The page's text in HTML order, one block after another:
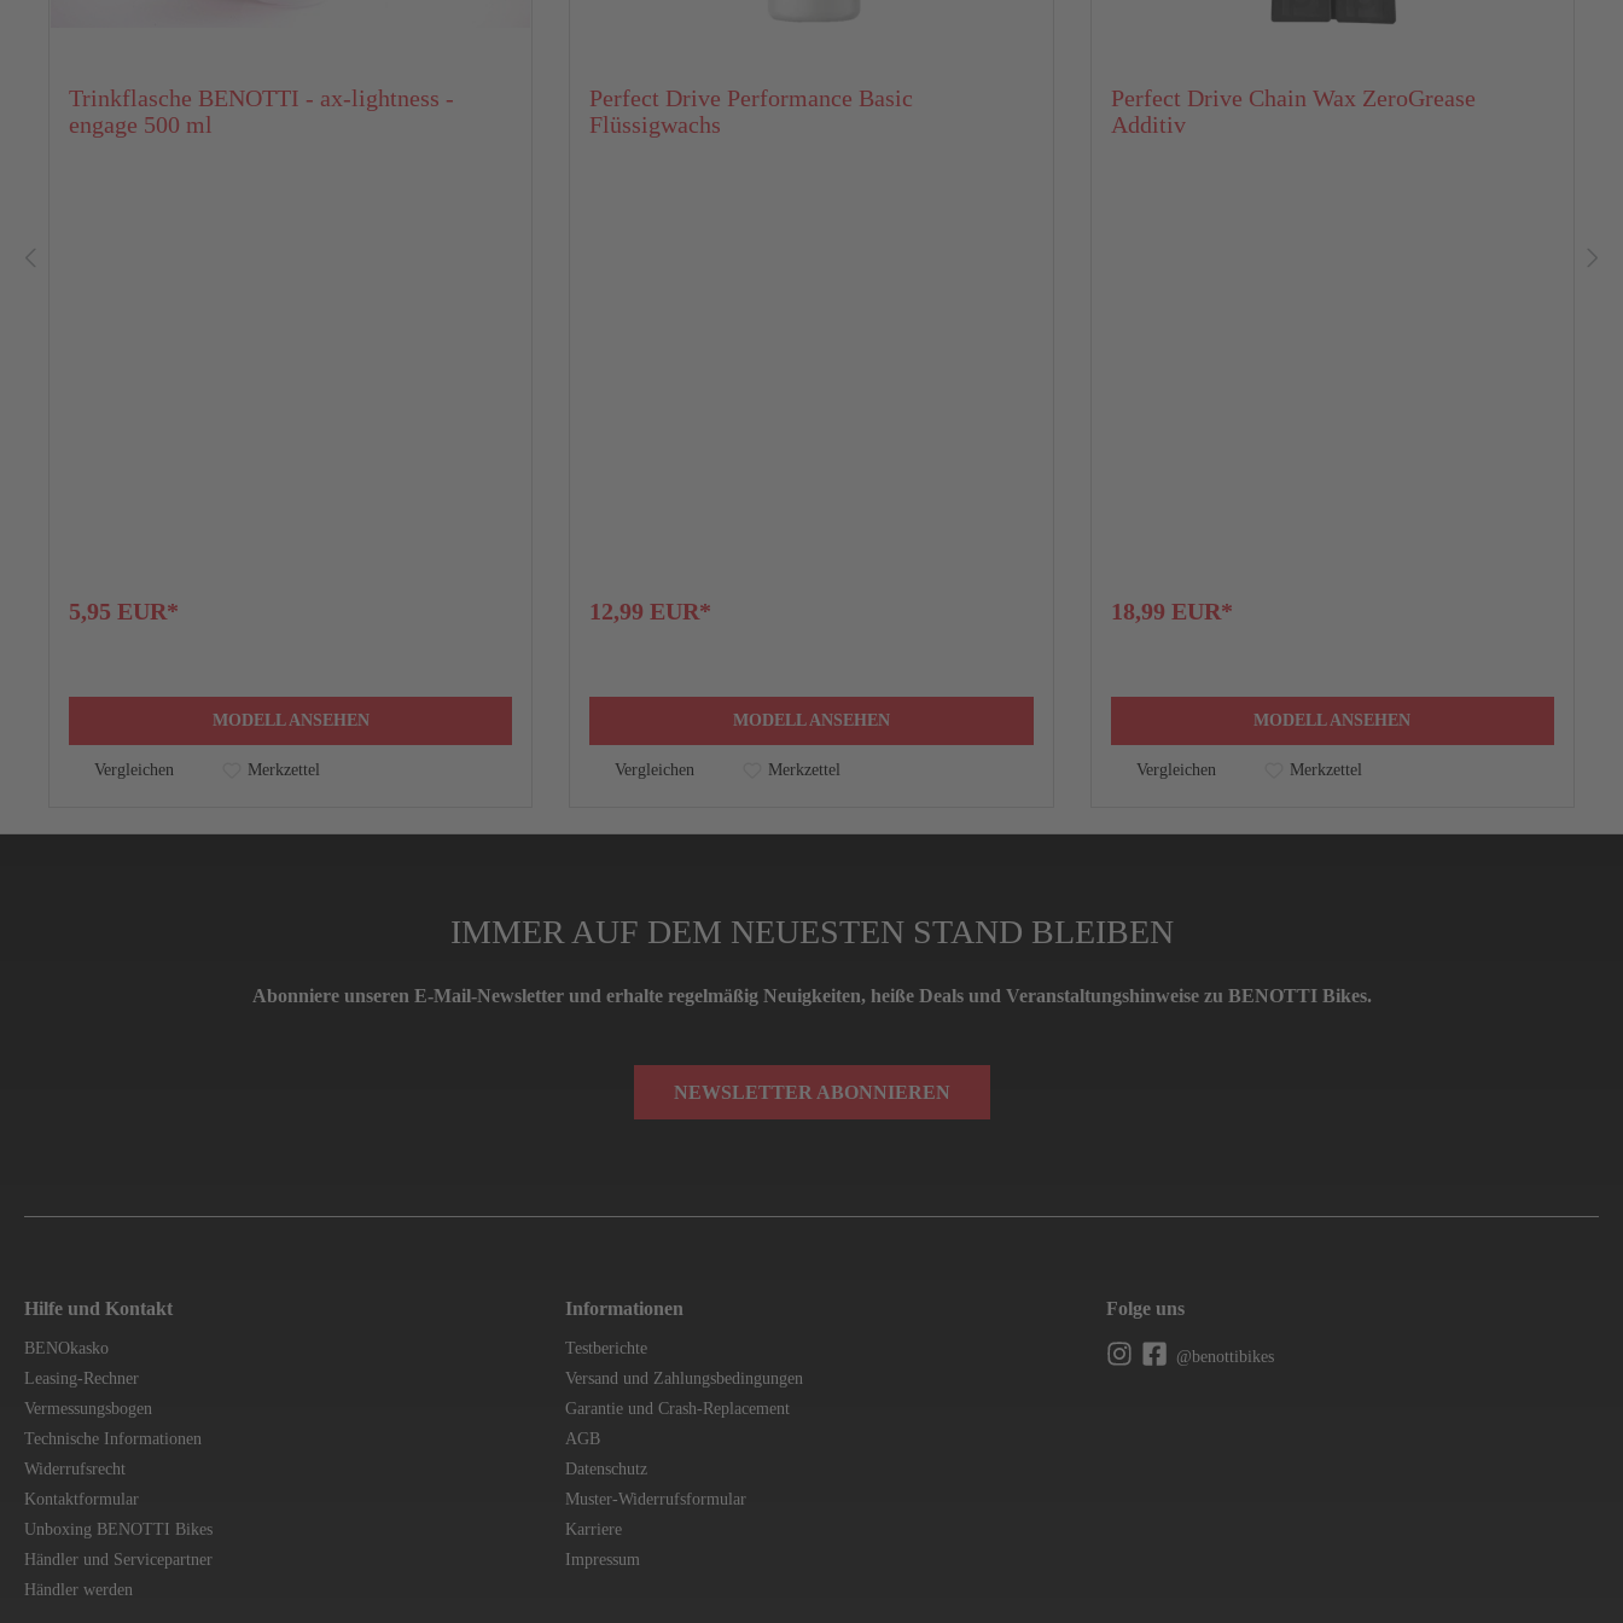
Trinkflasche BENOTTI - ax-lightness -
engage 500 ml
5,95 EUR*
MODELL ANSEHEN
Vergleichen Merkzettel
Perfect Drive Performance Basic
Flüssigwachs
12,99 EUR*
MODELL ANSEHEN
Vergleichen Merkzettel
Perfect Drive Chain Wax ZeroGrease
Additiv
18,99 EUR*
MODELL ANSEHEN
Vergleichen Merkzettel
IMMER AUF DEM NEUESTEN STAND BLEIBEN
Abonniere unseren E-Mail-Newsletter und erhalte regelmäßig Neuigkeiten, heiße Deals und Veranstaltungshinweise zu BENOTTI Bikes.
NEWSLETTER ABONNIEREN
Hilfe und Kontakt
BENOkasko
Leasing-Rechner
Vermessungsbogen
Technische Informationen
Widerrufsrecht
Kontaktformular
Unboxing BENOTTI Bikes
Händler und Servicepartner
Händler werden
Informationen
Testberichte
Versand und Zahlungsbedingungen
Garantie und Crash-Replacement
AGB
Datenschutz
Muster-Widerrufsformular
Karriere
Impressum
Folge uns
@benottibikes